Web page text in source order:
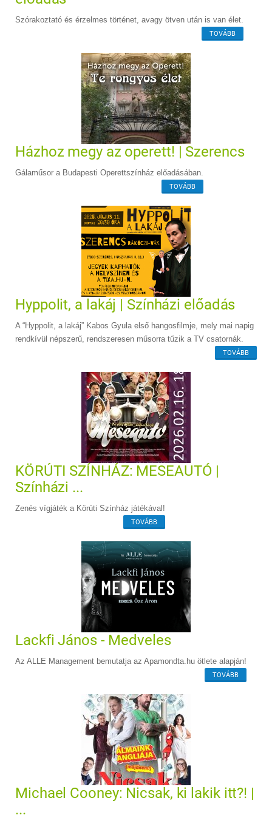
Szórakoztató és érzelmes történet, avagy ötven után is van élet.
TOVÁBB
Házhoz megy az operett! | Szerencs
Gálaműsor a Budapesti Operettszínház előadásában.
TOVÁBB
Hyppolit, a lakáj | Színházi előadás
A “Hyppolit, a lakáj” Kabos Gyula első hangosfilmje, mely mai napig
rendkívül népszerű, rendszeresen műsorra tűzik a TV csatornák.
TOVÁBB
KÖRÚTI SZÍNHÁZ: MESEAUTÓ |
Színházi ...
Zenés vígjáték a Körúti Színház játékával!
TOVÁBB
Lackfi János - Medveles
Az ALLE Management bemutatja az Apamondta.hu ötlete alapján!
TOVÁBB
Michael Cooney: Nicsak, ki lakik itt?! |
...